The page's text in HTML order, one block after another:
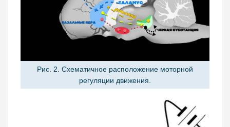
Рис. 2. Схематичное расположение моторной
регуляции движения.